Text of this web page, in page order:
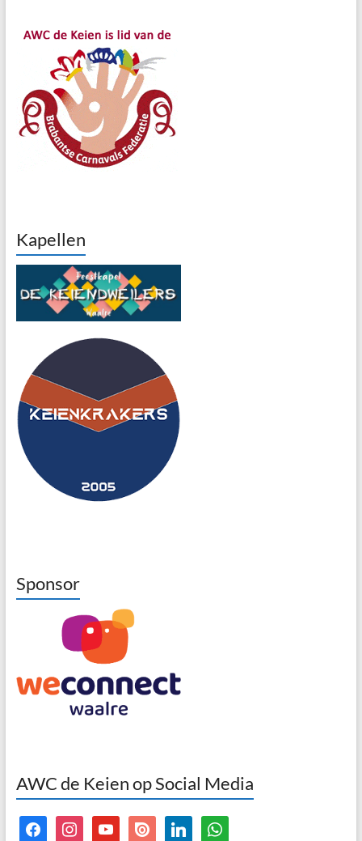
Kapellen
Sponsor
AWC de Keien op Social Media
facebookinstagramyoutubeissuu linkedinwhatsapp